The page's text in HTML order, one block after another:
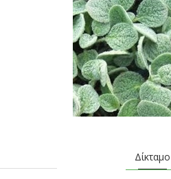
Δίκταμο